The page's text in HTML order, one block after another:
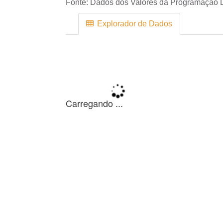
Fonte: Dados dos Valores da Programação
Explorador de Dados